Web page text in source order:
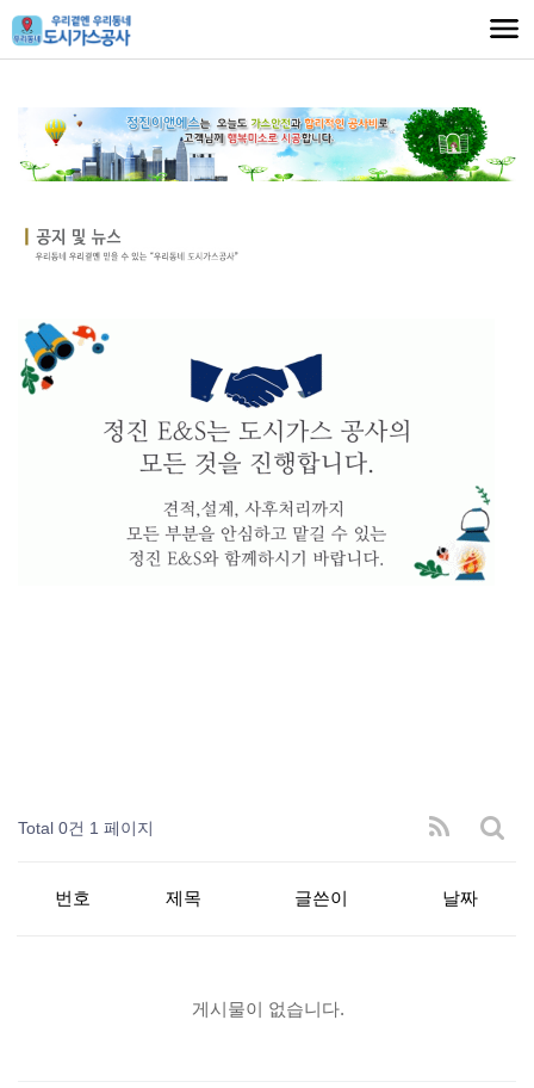
Total 0건 1 페이지
번호 제목 글쓴이 날짜
게시물이 없습니다.